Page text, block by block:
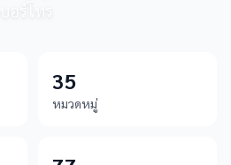
อร์โทร
35
หมวดหมู่